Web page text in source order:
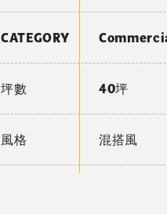
CATEGORY
坪數 40坪
風格 混搭風